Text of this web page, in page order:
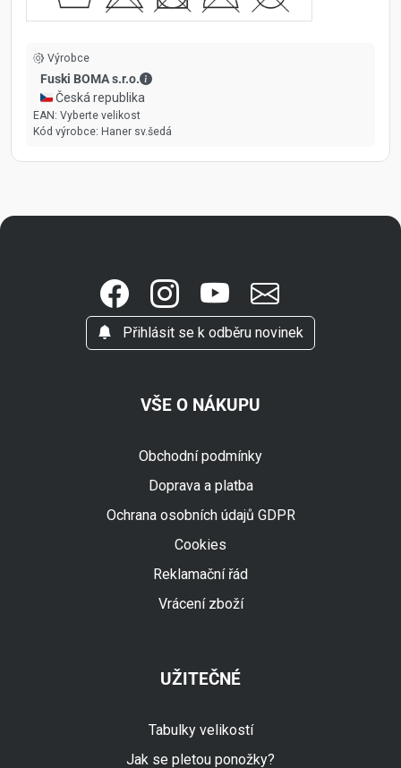
Výrobce
Fuski BOMA s.r.o.
Fuski BOMA s.r.o. - Kontaktní údaje
🇨🇿 Česká republika
EAN: Vyberte velikost
Kód výrobce: Haner sv.šedá
Přihlásit se k odběru novinek
VŠE O NÁKUPU
Obchodní podmínky
Doprava a platba
Ochrana osobních údajů GDPR
Cookies
Reklamační řád
Vrácení zboží
UŽITEČNÉ
Tabulky velikostí
Jak se pletou ponožky?